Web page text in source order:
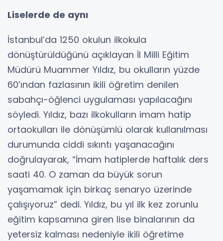
Liselerde de aynı
İstanbul’da 1250 okulun ilkokula
dönüştürüldüğünü açıklayan İl Milli Eğitim
Müdürü Muammer Yıldız, bu okulların yüzde
60’ından fazlasının ikili öğretim denilen
sabahçı-öğlenci uygulaması yapılacağını
söyledi. Yıldız, bazı ilkokulların imam hatip
ortaokulları ile dönüşümlü olarak kullanılması
durumunda ciddi sıkıntı yaşanacağını
doğrulayarak, “İmam hatiplerde haftalık ders
saati 40. O zaman da büyük sorun
yaşamamak için birkaç senaryo üzerinde
çalışıyoruz” dedi. Yıldız, bu yıl ilk kez zorunlu
eğitim kapsamına giren lise binalarının da
yetersiz kalması nedeniyle ikili öğretime